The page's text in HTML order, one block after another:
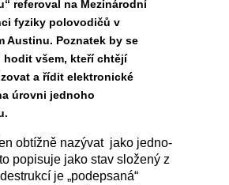
referoval na Mezinárodní
fyziky polovodičů v
Austinu. Poznatek by se
hodit všem, kteří chtějí
a řídit elektronické
úrovni jednoho
obtížně nazývat jako jedno-
popisuje jako stav složený z
je „podepsaná“